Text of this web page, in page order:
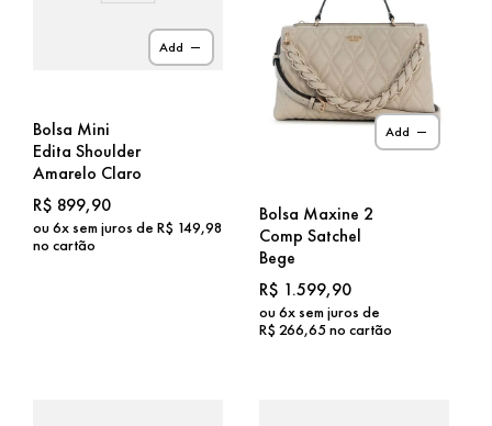
Add
Bolsa Mini
Edita Shoulder
Amarelo Claro
R$ 899,90
ou6x sem juros de R$ 149,98
no cartão
Add
Bolsa Maxine 2
Comp Satchel
Bege
R$ 1.599,90
ou6x sem juros de
R$ 266,65no cartão